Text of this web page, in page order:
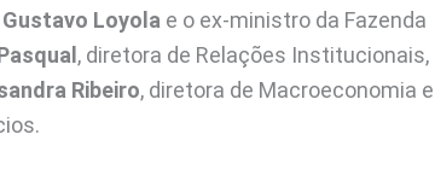
Gustavo Loyola e o ex-ministro da Fazenda
, diretora de Relações Institucionais,
Ribeiro, diretora de Macroeconomia e